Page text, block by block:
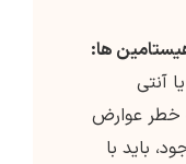
ها:
آنتی
خطر عوارض
باید با